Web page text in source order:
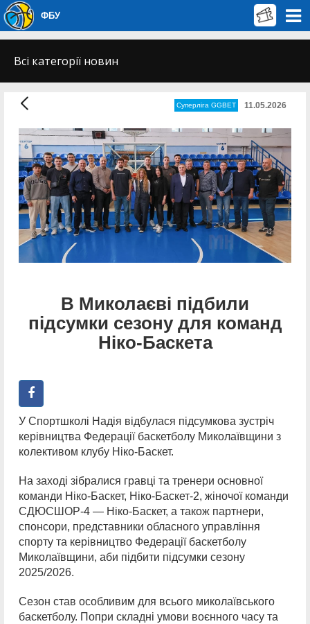
ФБУ
Всі категорії новин
Суперліга GGBET 11.05.2026
В Миколаєві підбили
підсумки сезону для команд
Ніко-Баскета
У Спортшколі Надія відбулася підсумкова зустріч
керівництва Федерації баскетболу Миколаївщини з
колективом клубу Ніко-Баскет.
На заході зібралися гравці та тренери основної
команди Ніко-Баскет, Ніко-Баскет-2, жіночої команди
СДЮСШОР-4 — Ніко-Баскет, а також партнери,
спонсори, представники обласного управління
спорту та керівництво Федерації баскетболу
Миколаївщини, аби підбити підсумки сезону
2025/2026.
Сезон став особливим для всього миколаївського
баскетболу. Попри складні умови воєнного часу та